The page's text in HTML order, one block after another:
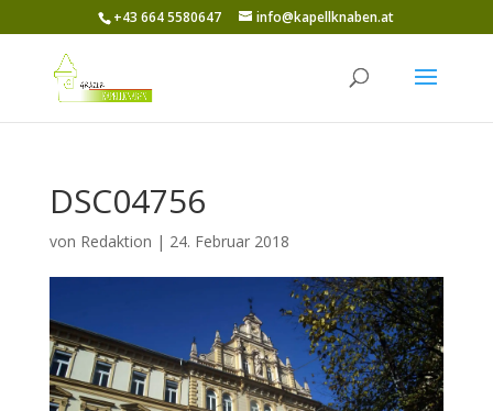
+43 664 5580647 info@kapellknaben.at
DSC04756
von Redaktion | 24. Februar 2018